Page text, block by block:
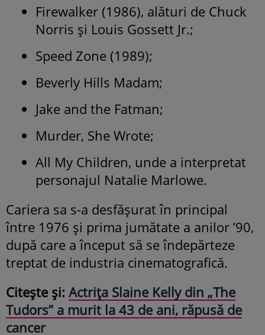
Firewalker (1986), alături de Chuck
Norris și Louis Gossett Jr.;
Speed Zone (1989);
Beverly Hills Madam;
Jake and the Fatman;
Murder, She Wrote;
All My Children, unde a interpretat
personajul Natalie Marlowe.
Cariera sa s-a desfășurat în principal
între 1976 și prima jumătate a anilor ’90,
după care a început să se îndepărteze
treptat de industria cinematografică.
Citește și: Actrița Slaine Kelly din „The
Tudors” a murit la 43 de ani, răpusă de
cancer